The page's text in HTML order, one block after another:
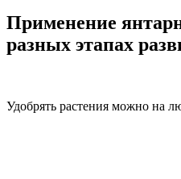
Применение
разных этапах
Удобрять растения можно на